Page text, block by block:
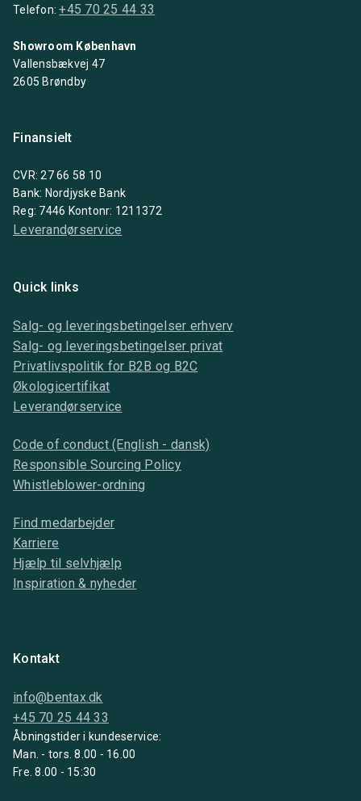
Telefon:+45 70 25 44 33
Showroom København
Vallensbækvej 47
2605 Brøndby
Finansielt
CVR: 27 66 58 10
Bank: Nordjyske Bank
Reg: 7446 Kontonr: 1211372
Leverandørservice
Quick links
Salg- og leveringsbetingelser erhverv
Salg- og leveringsbetingelser privat
Privatlivspolitik for B2B og B2C
Økologicertifikat
Leverandørservice
Code of conduct (English - dansk)
Responsible Sourcing Policy
Whistleblower-ordning
Find medarbejder
Karriere
Hjælp til selvhjælp
Inspiration & nyheder
Kontakt
info@bentax.dk
+45 70 25 44 33
Åbningstider i kundeservice:
Man. - tors. 8.00 - 16.00
Fre. 8.00 - 15:30